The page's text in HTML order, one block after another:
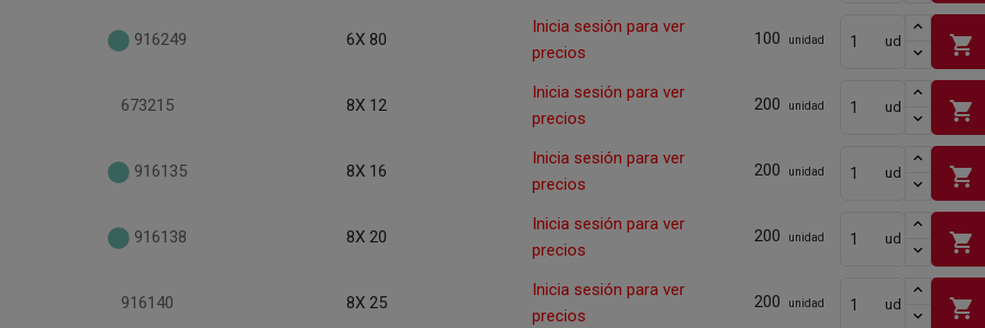
916249 6X 80
Inicia sesión para ver
precios
100 unidad ud shopping_cart
673215 8X 12
Inicia sesión para ver
precios
200 unidad ud shopping_cart
916135 8X 16
Inicia sesión para ver
precios
200 unidad ud shopping_cart
916138 8X 20
Inicia sesión para ver
precios
200 unidad ud shopping_cart
916140 8X 25
Inicia sesión para ver
precios
200 unidad ud shopping_cart